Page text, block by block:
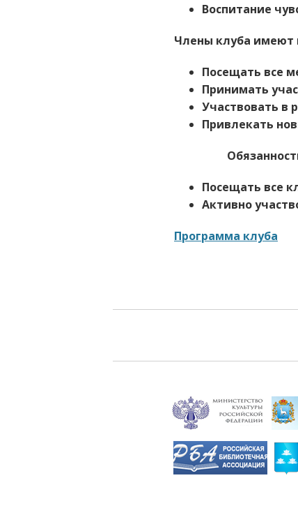
Воспитание
Члены клуба имеют
Посещать все
Принимать
Участвовать в
Привлекать
Обязанности
Посещать все
Активно
Программа клуба